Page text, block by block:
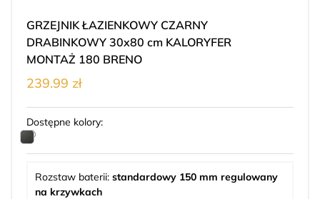
GRZEJNIK ŁAZIENKOWY CZARNY
DRABINKOWY 30x80 cm KALORYFER
MONTAŻ 180 BRENO
239.99 zł
Dostępne kolory:
Rozstaw baterii: standardowy 150 mm regulowany
na krzywkach